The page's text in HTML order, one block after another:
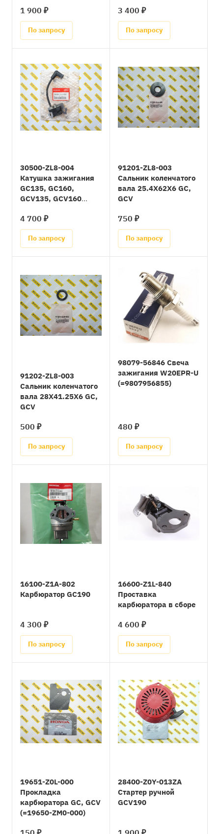
1 900 ₽
По запросу
3 400 ₽
По запросу
30500-ZL8-004
Катушка зажигания
GC135, GC160,
GCV135, GCV160
4 700 ₽
По запросу
91201-ZL8-003
Сальник коленчатого
вала 25.4X62X6 GC,
GCV
750 ₽
По запросу
91202-ZL8-003
Сальник коленчатого
вала 28X41.25X6 GC,
GCV
500 ₽
По запросу
98079-56846 Свеча
зажигания W20EPR-U
(=9807956855)
480 ₽
По запросу
16100-Z1A-802
Карбюратор GC190
4 300 ₽
По запросу
16600-Z1L-840
Проставка
карбюратора в сборе
4 600 ₽
По запросу
19651-Z0L-000
Прокладка
карбюратора GC, GCV
(=19650-ZM0-000)
28400-Z0Y-013ZA
Стартер ручной
GCV190